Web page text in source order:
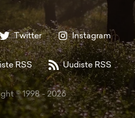
Twitter Instagram
RSS Uudiste RSS
© 1998 -2026